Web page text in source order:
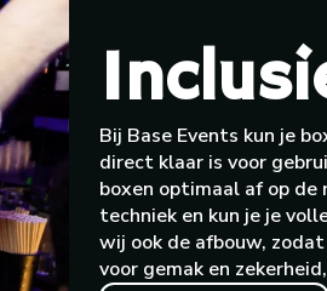
Bij Base Events kun je
direct klaar is voor
boxen optimaal af op de
techniek en kun je je
wij ook de afbouw,
voor gemak en